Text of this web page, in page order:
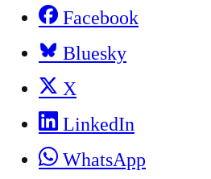
Facebook
Bluesky
X
LinkedIn
WhatsApp